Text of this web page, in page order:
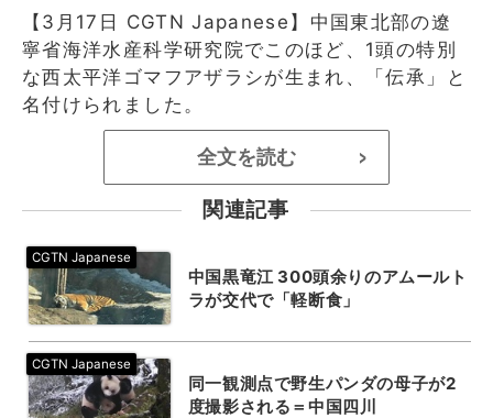
【3月17日 CGTN Japanese】中国東北部の遼
寧省海洋水産科学研究院でこのほど、1頭の特別
な西太平洋ゴマフアザラシが生まれ、「伝承」と
名付けられました。
全文を読む >
関連記事
中国黒竜江 300頭余りのアムールト
ラが交代で「軽断食」
同一観測点で野生パンダの母子が2
度撮影される＝中国四川